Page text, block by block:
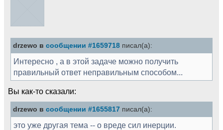
drzewo в сообщении #1659718 писал(а):
Интересно , а в этой задаче можно получить
правильный ответ неправильным способом...
Вы как-то сказали:
drzewo в сообщении #1655817 писал(а):
это уже другая тема -- о вреде сил инерции.